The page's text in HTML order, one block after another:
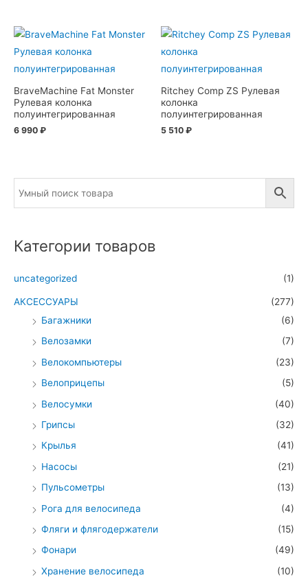
BraveMachine Fat Monster
Рулевая колонка
полуинтегрированная
6 990 ₽
Ritchey Comp ZS Рулевая
колонка
полуинтегрированная
5 510 ₽
Категории товаров
uncategorized (1)
АКСЕССУАРЫ
(277)
Багажники
(6)
Велозамки
(7)
Велокомпьютеры
(23)
Велоприцепы
(5)
Велосумки
(40)
Грипсы
(32)
Крылья
(41)
Насосы
(21)
Пульсометры
(13)
Рога для велосипеда
(4)
Фляги и флягодержатели
(15)
Фонари
(49)
Хранение велосипеда
(10)